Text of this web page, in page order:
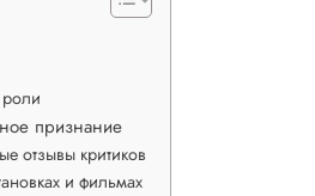
признание
отзывы критиков
и фильмах